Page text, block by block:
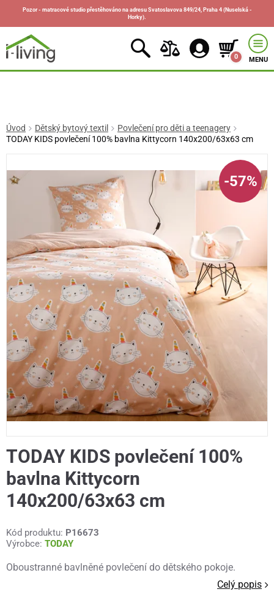
Pozor - matracové studio přestěhováno na adresu Svatoslavova 849/24, Praha 4 (Nuselská -
Horky).
0 MENU
Úvod Dětský bytový textil
Povlečení pro děti a teenagery
TODAY KIDS povlečení 100% bavlna Kittycorn 140x200/63x63 cm
-57%
TODAY KIDS povlečení 100%
bavlna Kittycorn
140x200/63x63 cm
Kód produktu: P16673
Výrobce: TODAY
Oboustranné bavlněné povlečení do dětského pokoje.
Celý popis